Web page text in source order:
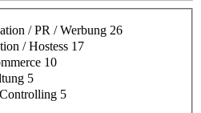
/ PR / Werbung 26
/ Hostess 17
10
5
5